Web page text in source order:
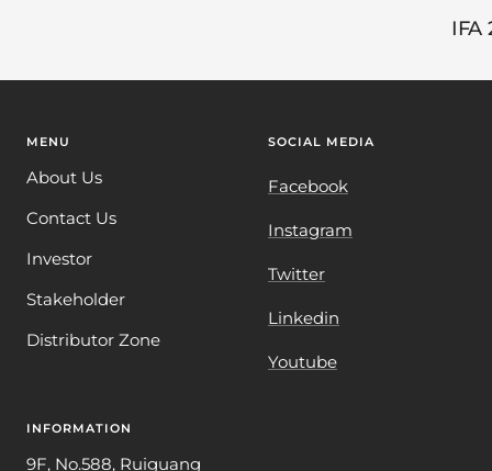
IFA
MENU
About Us
Contact Us
Investor
Stakeholder
Distributor Zone
SOCIAL MEDIA
Facebook
Instagram
Twitter
Linkedin
Youtube
INFORMATION
9F, No.588, Ruiguang